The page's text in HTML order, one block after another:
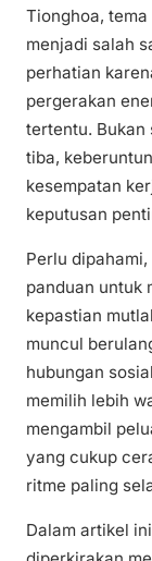
Tionghoa, tema
menjadi salah
perhatian
pergerakan
tertentu. Bukan
tiba,
kesempatan
keputusan
Perlu
panduan untuk
kepastian
muncul
hubungan
memilih lebih
mengambil
yang cukup
ritme paling
Dalam artikel